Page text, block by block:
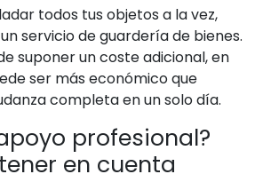
todos tus objetos a la vez,
servicio de guardería de bienes.
suponer un coste adicional, en
ser más económico que
completa en un solo día.
profesional?
en cuenta